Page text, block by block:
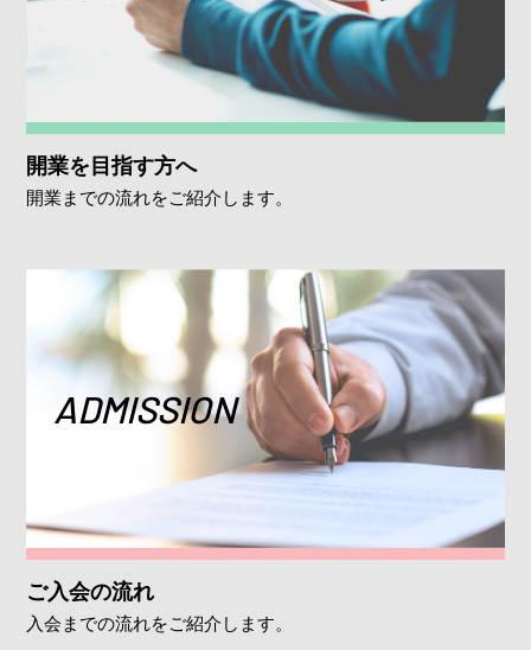
開業を目指す方へ
開業までの流れをご紹介します。
ADMISSION
ご入会の流れ
入会までの流れをご紹介します。